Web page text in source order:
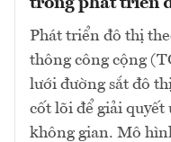
Phát triển đô thị
thông công cộng
lưới đường sắt đô
cốt lõi để giải quyết
không gian. Mô